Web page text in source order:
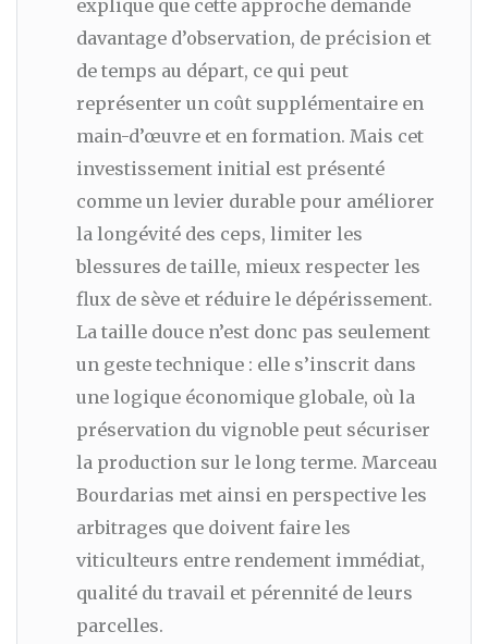
explique que cette approche demande
davantage d’observation, de précision et
de temps au départ, ce qui peut
représenter un coût supplémentaire en
main-d’œuvre et en formation. Mais cet
investissement initial est présenté
comme un levier durable pour améliorer
la longévité des ceps, limiter les
blessures de taille, mieux respecter les
flux de sève et réduire le dépérissement.
La taille douce n’est donc pas seulement
un geste technique : elle s’inscrit dans
une logique économique globale, où la
préservation du vignoble peut sécuriser
la production sur le long terme. Marceau
Bourdarias met ainsi en perspective les
arbitrages que doivent faire les
viticulteurs entre rendement immédiat,
qualité du travail et pérennité de leurs
parcelles.